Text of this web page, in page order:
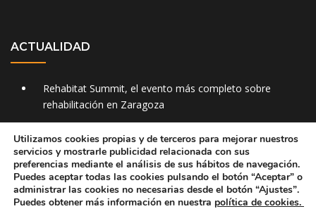
ACTUALIDAD
Rehabitat Summit, el evento más completo sobre
rehabilitación en Zaragoza
sistemas de insuflado
Caja Rural de Aragón, la cooperativa de crédito líder en
Aragón.
Utilizamos cookies propias y de terceros para mejorar nuestros
servicios y mostrarle publicidad relacionada con sus
preferencias mediante el análisis de sus hábitos de navegación.
Puedes aceptar todas las cookies pulsando el botón “Aceptar” o
administrar las cookies no necesarias desde el botón “Ajustes”.
Puedes obtener más información en nuestra política de cookies.